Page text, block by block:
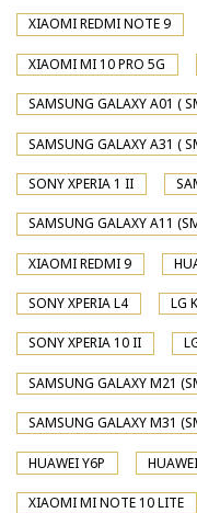
XIAOMI REDMI NOTE 9
XIAOMI MI 10 PRO 5G
SAMSUNG GALAXY A01 (
SAMSUNG GALAXY A31 (
SONY XPERIA 1 II
SAMSUNG GALAXY A11
XIAOMI REDMI 9
SONY XPERIA L4 LG
SONY XPERIA 10 II
SAMSUNG GALAXY M21
SAMSUNG GALAXY M31
HUAWEI Y6P
XIAOMI MI NOTE 10 LITE